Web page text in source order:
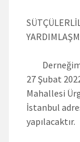
27 Şubat
Mahallesi
İstanbul
yapılacaktır.